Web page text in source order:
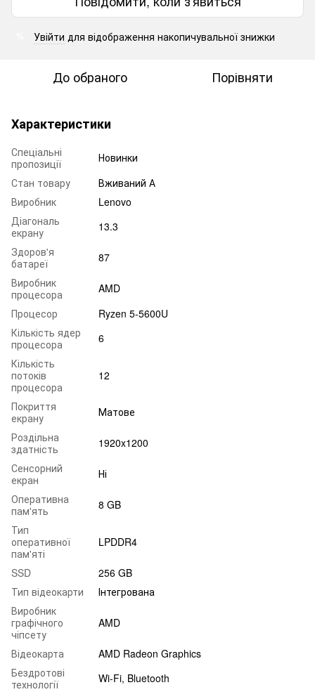
Увійти для відображення накопичувальної знижки
До обраного Порівняти
Характеристики
Спеціальні
пропозиції
Новинки
Стан товару
Вживаний А
Виробник
Lenovo
Діагональ
екрану
13.3
Здоров'я
батареї
87
Виробник
процесора
AMD
Процесор
Ryzen 5-5600U
Кількість ядер
процесора
6
Кількість
потоків
процесора
12
Покриття
екрану
Матове
Роздільна
здатність
1920x1200
Сенсорний
екран
Ні
Оперативна
пам'ять
8 GB
Тип
оперативної
пам'яті
LPDDR4
SSD
256 GB
Тип відеокарти
Інтегрована
Виробник
графічного
чіпсету
AMD
Відеокарта
AMD Radeon Graphics
Бездротові
технології
Wi-Fi, Bluetooth